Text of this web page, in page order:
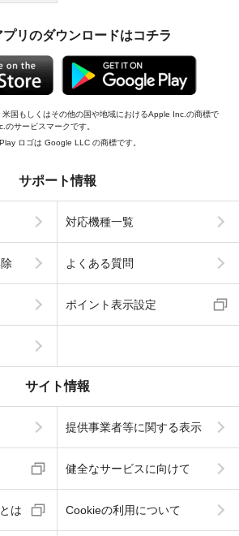
リのダウンロードはコチラ
国もしくはその他の国や地域におけるApple Inc.の商標で
サービスマークです。
ロゴは Google LLC の商標です。
サポート情報
対応機種一覧
よくある質問
ポイント表示設定
サイト情報
提供事業者等に関する表示
健全なサービスに向けて
は Cookieの利用について